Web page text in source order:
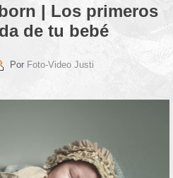
| Los primeros
de tu bebé
Por Foto-Video Justi